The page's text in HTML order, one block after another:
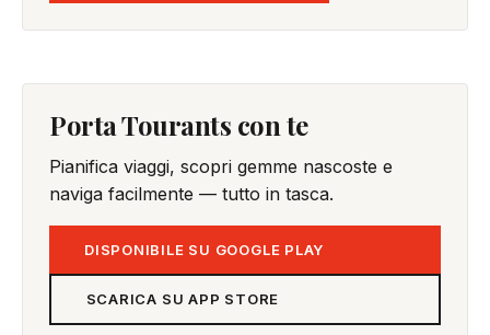
Porta Tourants con te
Pianifica viaggi, scopri gemme nascoste e
naviga facilmente — tutto in tasca.
DISPONIBILE SU GOOGLE PLAY
SCARICA SU APP STORE